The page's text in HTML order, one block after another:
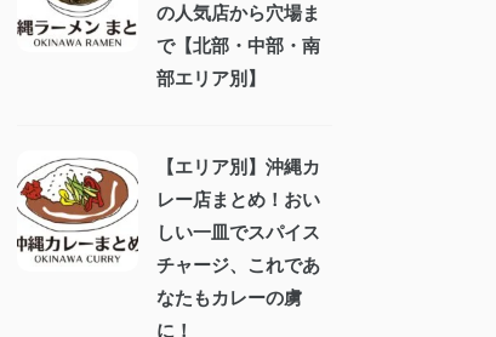
の人気店から穴場ま
で【北部・中部・南
部エリア別】
【エリア別】沖縄カ
レー店まとめ！おい
しい一皿でスパイス
チャージ、これであ
なたもカレーの虜
に！